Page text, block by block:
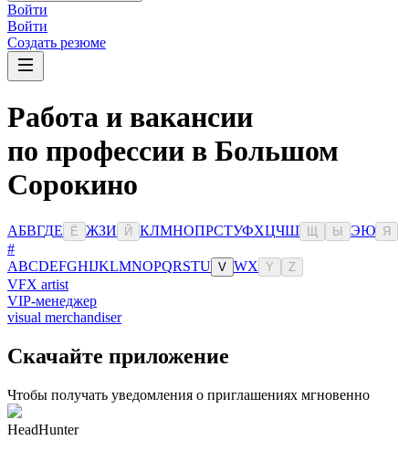
Войти
Войти
Создать резюме
Работа и вакансии
по профессии в Большом
Сорокино
АБВГДЕ Ё ЖЗИ Й КЛМНОПРСТУФХЦЧШ Ы ЭЮ Я
#
ABCDEFGHIJKLMNOPQRSTU V WX Y Z
VFX artist
VIP-менеджер
visual merchandiser
Скачайте приложение
Чтобы получать уведомления о приглашениях мгновенно
HeadHunter